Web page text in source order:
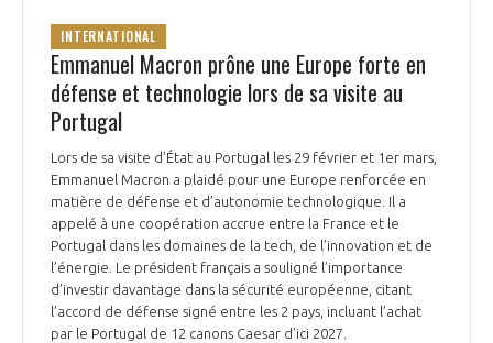
INTERNATIONAL
Emmanuel Macron prône une Europe forte en
défense et technologie lors de sa visite au
Portugal
Lors de sa visite d’État au Portugal les 29 février et 1er mars,
Emmanuel Macron a plaidé pour une Europe renforcée en
matière de défense et d’autonomie technologique. Il a
appelé à une coopération accrue entre la France et le
Portugal dans les domaines de la tech, de l’innovation et de
l’énergie. Le président français a souligné l’importance
d’investir davantage dans la sécurité européenne, citant
l’accord de défense signé entre les 2 pays, incluant l’achat
par le Portugal de 12 canons Caesar d’ici 2027.